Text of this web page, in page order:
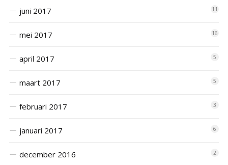
juni 2017 11
mei 2017 16
april 2017 5
maart 2017 5
februari 2017 3
januari 2017 6
december 2016 2